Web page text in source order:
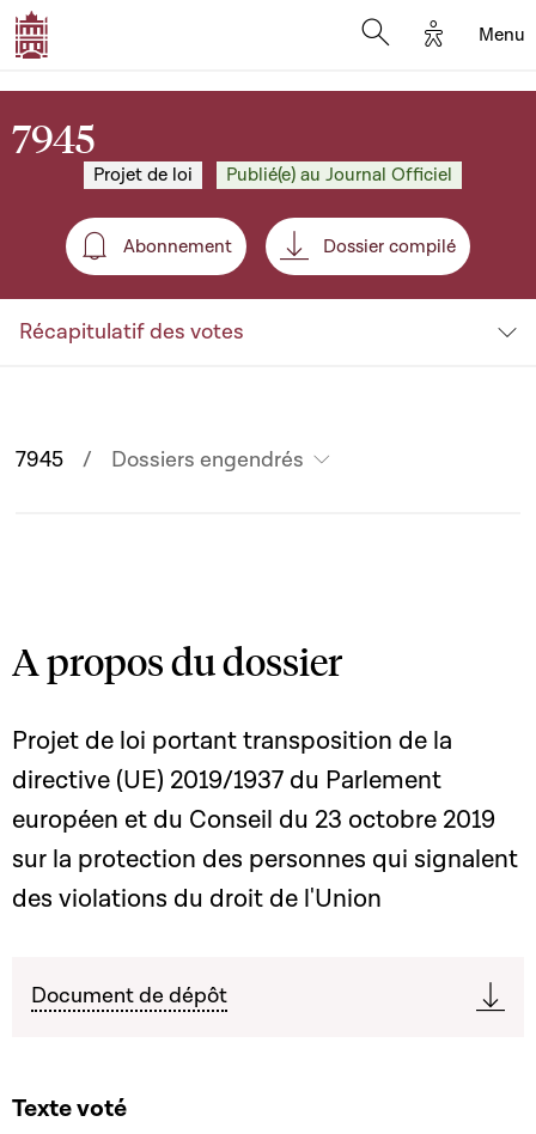
Options
Menu
7945
Projet de loi Publié(e) au Journal Officiel
Abonnement
Abonnement Dossier compilé
Récapitulatif des votes
7945 Dossiers engendrés
A propos du dossier
Projet de loi portant transposition de la
directive (UE) 2019/1937 du Parlement
européen et du Conseil du 23 octobre 2019
sur la protection des personnes qui signalent
des violations du droit de l'Union
Document de dépôt
Texte voté